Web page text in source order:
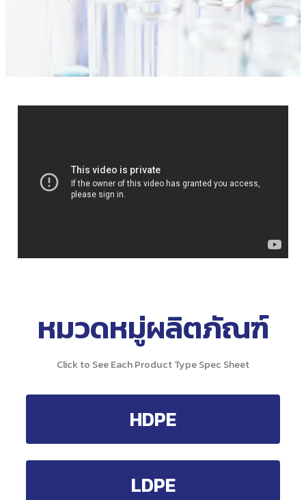
หมวดหมู่ผลิตภัณฑ์
Click to See Each Product Type Spec Sheet
HDPE
LDPE